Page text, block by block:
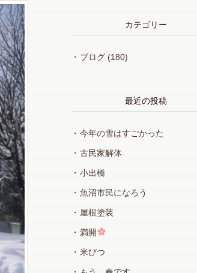
カテゴリー
ブログ (180)
最近の投稿
今年の雪はすごかった
古民家解体
小出橋
魚沼市民になろう
屋根塗装
満開
米びつ